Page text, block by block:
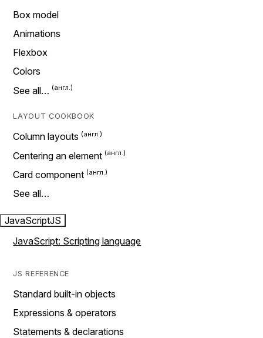
Box model
Animations
Flexbox
Colors
See all…
LAYOUT COOKBOOK
Column layouts
Centering an element
Card component
See all…
JavaScriptJS
JavaScript: Scripting language
JS REFERENCE
Standard built-in objects
Expressions & operators
Statements & declarations